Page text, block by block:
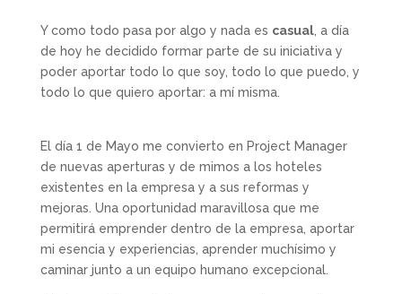
Y como todo pasa por algo y nada es casual, a día
de hoy he decidido formar parte de su iniciativa y
poder aportar todo lo que soy, todo lo que puedo, y
todo lo que quiero aportar: a mí misma.
El día 1 de Mayo me convierto en Project Manager
de nuevas aperturas y de mimos a los hoteles
existentes en la empresa y a sus reformas y
mejoras. Una oportunidad maravillosa que me
permitirá emprender dentro de la empresa, aportar
mi esencia y experiencias, aprender muchísimo y
caminar junto a un equipo humano excepcional.